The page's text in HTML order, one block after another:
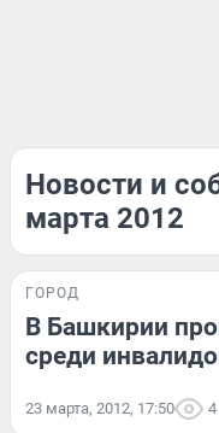
Новости и
марта 2012
ГОРОД
В Башкирии
среди
23 марта, 2012, 17:50